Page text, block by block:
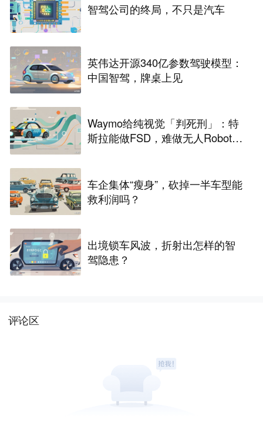
智驾公司的终局，不只是汽车
英伟达开源340亿参数驾驶模型：
中国智驾，牌桌上见
Waymo给纯视觉「判死刑」：特
斯拉能做FSD，难做无人Robota
车企集体“瘦身”，砍掉一半车型能
救利润吗？
出境锁车风波，折射出怎样的智
驾隐患？
评论区